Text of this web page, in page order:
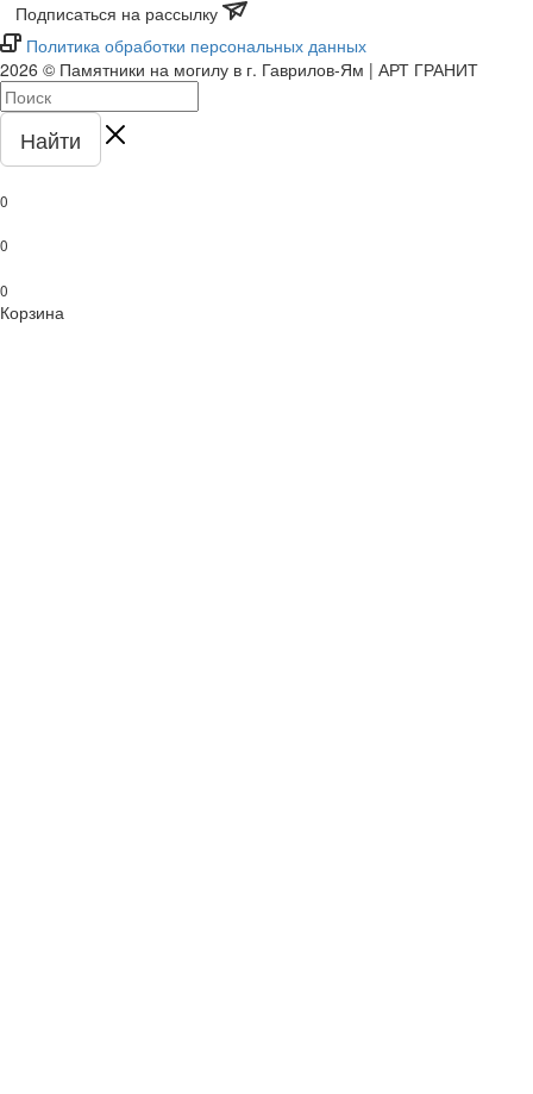
Подписаться на рассылку
Политика обработки персональных данных
2026 © Памятники на могилу в г. Гаврилов-Ям | АРТ ГРАНИТ
Найти
0
0
0
Корзина